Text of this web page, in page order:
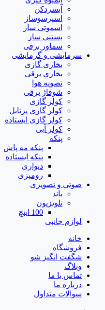
آبسردکن
اسپرسوساز
اسموتی ساز
بستنی ساز
سماور برقی
سرمایشی و گرمایشی
بخاری گازی
بخاری برقی
تصویه هوا
شوفاژ برقی
کولر گازی
کولر گازی پرتابل
کولر گازی ایستاده
کولر آبی
پنکه
پنکه مه پاش
پنکه ایستاده
دیواری
رومیزی
صوتی و تصویری
باند
تلویزیون
100 اینچ
لوازم جانبی
خانه
فروشگاه
شگفت انگیز شو
وبلاگ
تماس با ما
درباره ما
سوالات متداول